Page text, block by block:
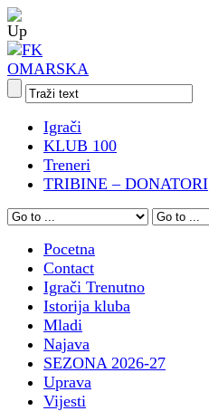
Igrači
KLUB 100
Treneri
TRIBINE – DONATORI
Pocetna
Contact
Igrači Trenutno
Istorija kluba
Mladi
Najava
SEZONA 2026-27
Uprava
Vijesti